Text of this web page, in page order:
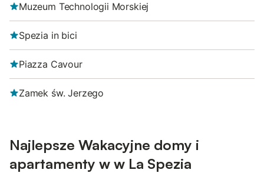
Muzeum Technologii Morskiej
Spezia in bici
Piazza Cavour
Zamek św. Jerzego
Najlepsze Wakacyjne domy i
apartamenty w w La Spezia